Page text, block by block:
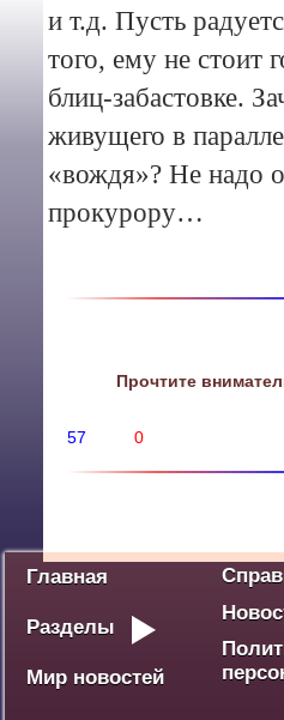
и т.д. Пусть
того, ему не стоит
блиц-забастовке.
живущего в
«вождя»? Не надо
прокурору…
Прочтите
57 0
Главная
Разделы
Политика
Экономика
Социум
Культура
Дебют
Победа -
Ваше
Разное
Мир новостей